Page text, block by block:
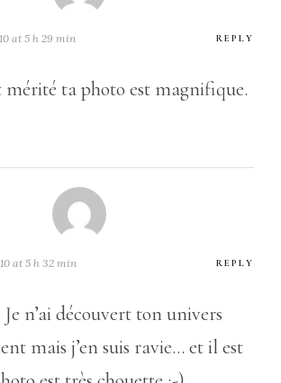
at 5 h 29 min REPLY
mérité ta photo est magnifique.
at 5 h 32 min REPLY
n’ai découvert ton univers
mais j’en suis ravie… et il est